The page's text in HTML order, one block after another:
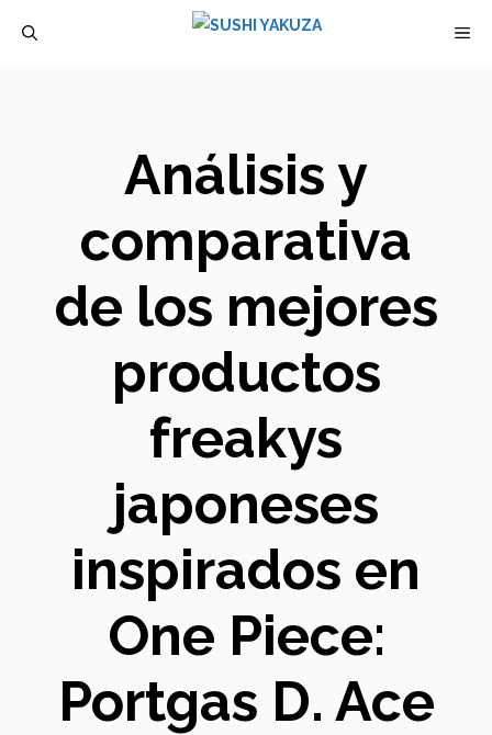
Análisis y
comparativa
de los mejores
productos
freakys
japoneses
inspirados en
One Piece:
Portgas D. Ace